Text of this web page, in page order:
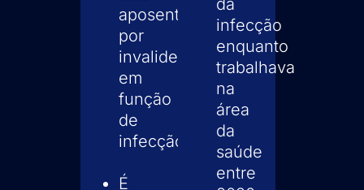
aposentado
por
invalidez
em
função
de
infecção.
É
da
infecção
enquanto
trabalhava
na
área
da
saúde
entre